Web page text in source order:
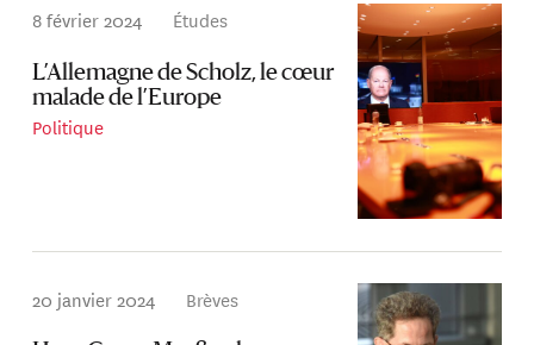
8 février 2024 Études
L’Allemagne de Scholz, le cœur
malade de l’Europe
Politique
20 janvier 2024 Brèves